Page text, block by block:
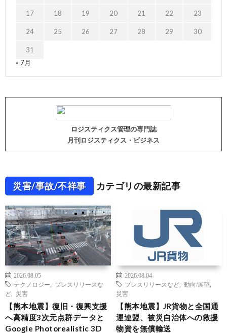
17 18 19 20 21 22 23
24 25 26 27 28 29 30
31
« 7月
ロジスティクス管理の専門誌
月刊ロジスティクス・ビジネス
災害/事故/不祥事 カテゴリの最新記事
2026.08.05
テクノロジー
プレスリリースな
ど
災害
【熊本地震】復旧・復興支援
へ高精度3次元点群データと
Google Photorealistic 3D
2026.08.04
プレスリリースなど
動向/展望
災害
【熊本地震】JR貨物と全国通
運連盟、被災自治体への救援
物資を無償輸送